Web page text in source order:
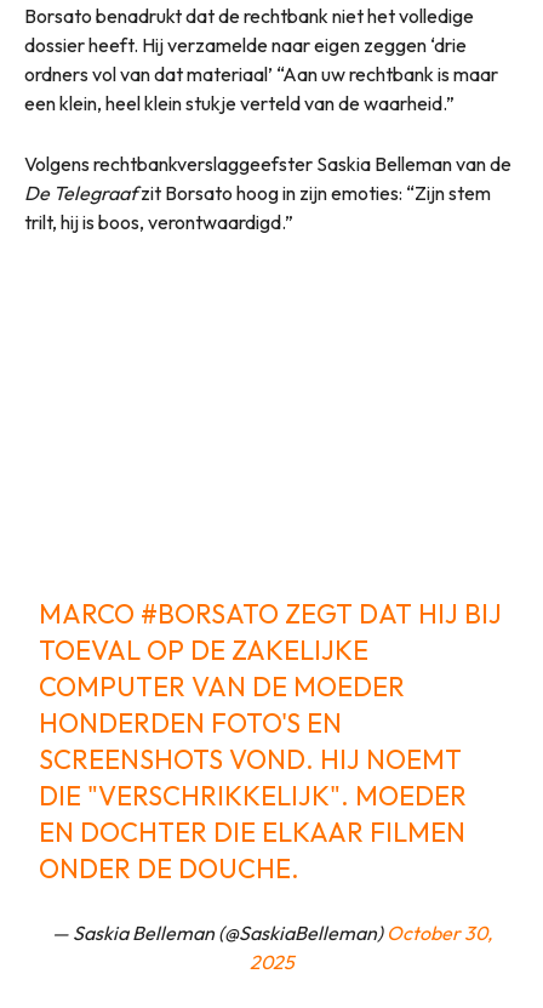
Borsato benadrukt dat de rechtbank niet het volledige
dossier heeft. Hij verzamelde naar eigen zeggen ‘drie
ordners vol van dat materiaal’ “Aan uw rechtbank is maar
een klein, heel klein stukje verteld van de waarheid.”
Volgens rechtbankverslaggeefster Saskia Belleman van de
De Telegraafzit Borsato hoog in zijn emoties: “Zijn stem
trilt, hij is boos, verontwaardigd.”
MARCO #BORSATO ZEGT DAT HIJ BIJ
TOEVAL OP DE ZAKELIJKE
COMPUTER VAN DE MOEDER
HONDERDEN FOTO'S EN
SCREENSHOTS VOND. HIJ NOEMT
DIE "VERSCHRIKKELIJK". MOEDER
EN DOCHTER DIE ELKAAR FILMEN
ONDER DE DOUCHE.
— Saskia Belleman (@SaskiaBelleman) October 30,
2025